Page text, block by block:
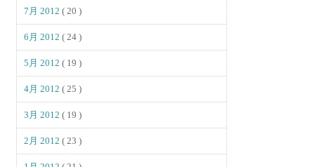
7月 2012( 20 )
6月 2012( 24 )
5月 2012( 19 )
4月 2012( 25 )
3月 2012( 19 )
2月 2012( 23 )